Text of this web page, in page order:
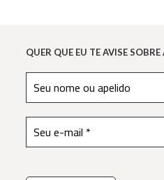
QUER QUE EU TE AVISE